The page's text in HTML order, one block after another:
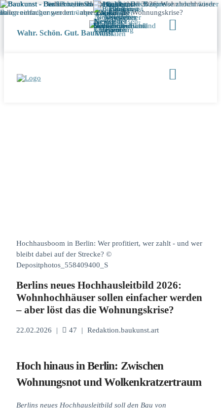
Wahr. Schön. Gut. Baukunst
Hochhausboom in Berlin: Wer profitiert, wer zahlt - und wer
bleibt dabei auf der Strecke? ©
Depositphotos_558409400_S
Berlins neues Hochhausleitbild 2026:
Wohnhochhäuser sollen einfacher werden
– aber löst das die Wohnungskrise?
22.02.2026 | 47 | Redaktion.baukunst.art
Hoch hinaus in Berlin: Zwischen
Wohnungsnot und Wolkenkratzertraum
Berlins neues Hochhausleitbild soll den Bau von